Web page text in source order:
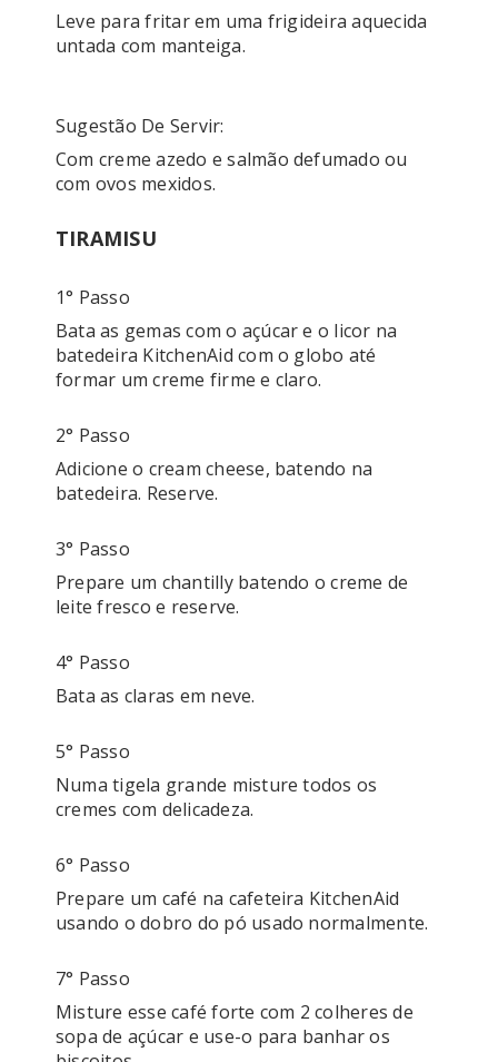
Leve para fritar em uma frigideira aquecida
untada com manteiga.
Sugestão De Servir:
Com creme azedo e salmão defumado ou
TIRAMISU
1° Passo
Bata as gemas com o açúcar e o licor na
batedeira KitchenAid com o globo até
2° Passo
Adicione o cream cheese, batendo na
batedeira. Reserve.
3° Passo
Prepare um chantilly batendo o creme de
leite fresco e reserve.
4° Passo
Bata as claras em neve.
5° Passo
Numa tigela grande misture todos os
cremes com delicadeza.
6° Passo
Prepare um café na cafeteira KitchenAid
usando o dobro do pó usado normalmente.
7° Passo
Misture esse café forte com 2 colheres de
sopa de açúcar e use-o para banhar os